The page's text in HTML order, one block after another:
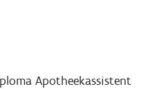
Apotheekassistent